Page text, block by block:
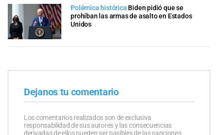
Polémica histórica Biden pidió que se
prohíban las armas de asalto en Estados
Unidos
Dejanos tu comentario
Los comentarios realizados son de exclusiva
responsabilidad de sus autores y las consecuencias
derivadas de ellos pueden ser pasibles de las sanciones